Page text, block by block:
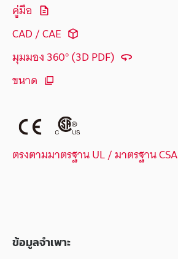
คู่มือ
CAD / CAE
มุมมอง 360° (3D PDF)
ขนาด
ตรงตามมาตรฐาน UL / มาตรฐาน CSA
ข้อมูลจำเพาะ